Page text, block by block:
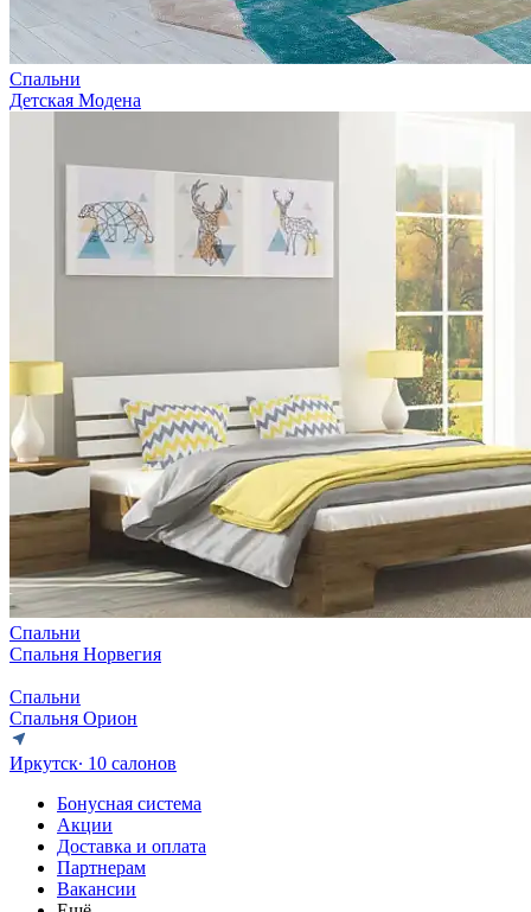
Спальни
Детская Модена
Спальни
Спальня Норвегия
Спальни
Спальня Орион
Иркутск∙ 10 салонов
Бонусная система
Акции
Доставка и оплата
Партнерам
Вакансии